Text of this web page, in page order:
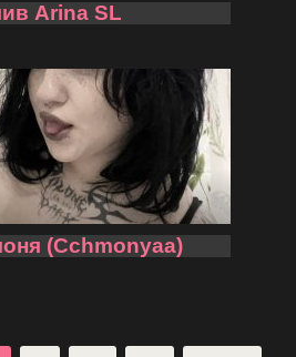
Arina SL
(Cchmonyaa)